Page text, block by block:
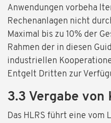
Anwendungen vorbeha
Rechenanlagen nicht
Maximal bis zu 10% der
Rahmen der in diesen
industriellen
Entgelt Dritten zur
3.3 Vergabe
Das HLRS führt eine vom